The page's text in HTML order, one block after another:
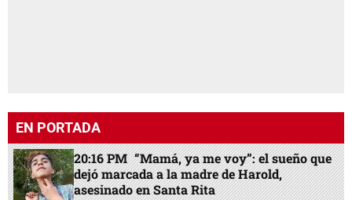
EN PORTADA
20:16 PM “Mamá, ya me voy”: el sueño que
dejó marcada a la madre de Harold,
asesinado en Santa Rita